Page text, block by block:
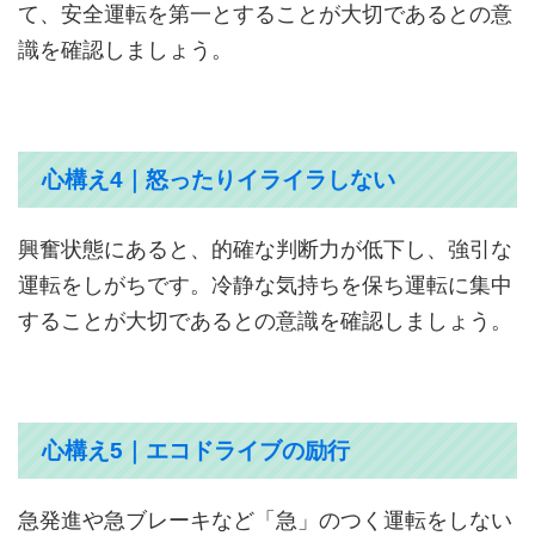
て、安全運転を第一とすることが大切であるとの意
識を確認しましょう。
心構え4｜怒ったりイライラしない
興奮状態にあると、的確な判断力が低下し、強引な
運転をしがちです。冷静な気持ちを保ち運転に集中
することが大切であるとの意識を確認しましょう。
心構え5｜エコドライブの励行
急発進や急ブレーキなど「急」のつく運転をしない